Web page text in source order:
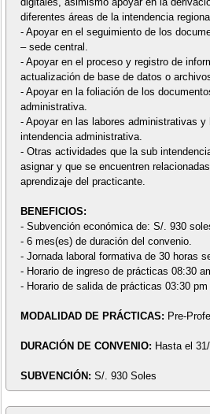
diferentes áreas de la intendencia
- Apoyar en el seguimiento de los
– sede central.
- Apoyar en el proceso y registro de
actualización de base de datos o
- Apoyar en la foliación de los
administrativa.
- Apoyar en las labores administrativas
intendencia administrativa.
- Otras actividades que la sub
asignar y que se encuentren
aprendizaje del practicante.
BENEFICIOS:
- Subvención económica de: S/. 930
- 6 mes(es) de duración del convenio.
- Jornada laboral formativa de 30 horas
- Horario de ingreso de prácticas 08:30
- Horario de salida de prácticas 03:30 pm
MODALIDAD DE PRÁCTICAS: Pre-
DURACIÓN DE CONVENIO: Hasta el
SUBVENCIÓN: S/. 930 Soles